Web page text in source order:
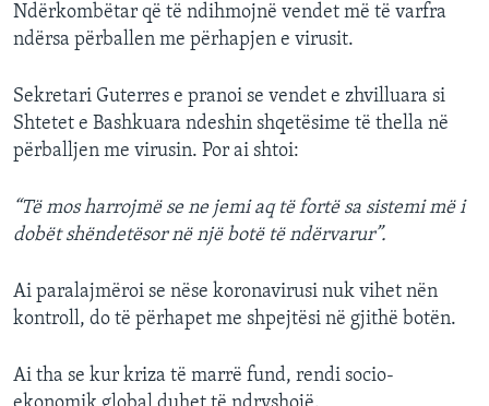
Ndërkombëtar që të ndihmojnë vendet më të varfra
ndërsa përballen me përhapjen e virusit.
Sekretari Guterres e pranoi se vendet e zhvilluara si
Shtetet e Bashkuara ndeshin shqetësime të thella në
përballjen me virusin. Por ai shtoi:
“Të mos harrojmë se ne jemi aq të fortë sa sistemi më i
dobët shëndetësor në një botë të ndërvarur”.
Ai paralajmëroi se nëse koronavirusi nuk vihet nën
kontroll, do të përhapet me shpejtësi në gjithë botën.
Ai tha se kur kriza të marrë fund, rendi socio-